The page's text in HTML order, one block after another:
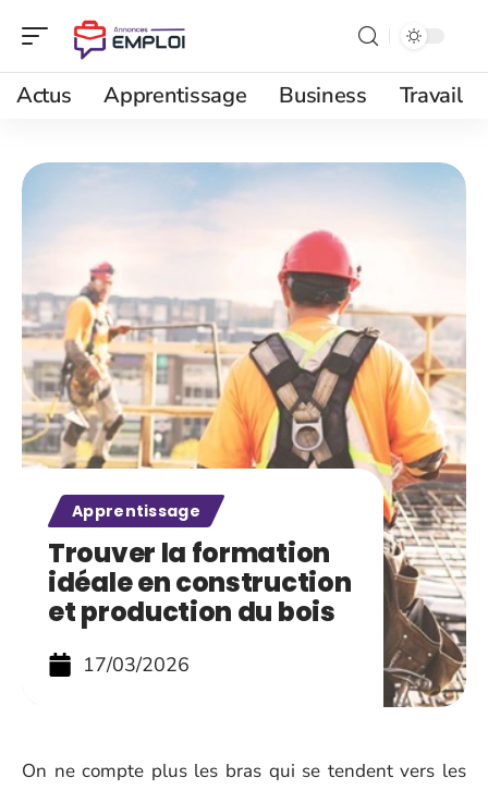
Actus Apprentissage Business Travail
Apprentissage
Trouver la formation
idéale en construction
et production du bois
17/03/2026
On ne compte plus les bras qui se tendent vers les